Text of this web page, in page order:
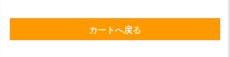
カートへ戻る